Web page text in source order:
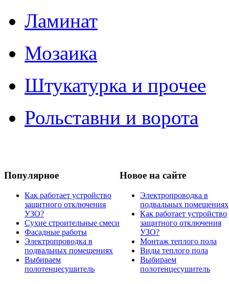
Ламинат
Мозаика
Штукатурка и прочее
Рольставни и ворота
Популярное
Как работает устройство
защитного отключения
УЗО?
Сухие строительные смеси
Фасадные работы
Электропроводка в
подвальных помещениях
Выбираем
полотенцесушитель
Новое на сайте
Электропроводка в
подвальных помещениях
Как работает устройство
защитного отключения
УЗО?
Монтаж теплого пола
Виды теплого пола
Выбираем
полотенцесушитель